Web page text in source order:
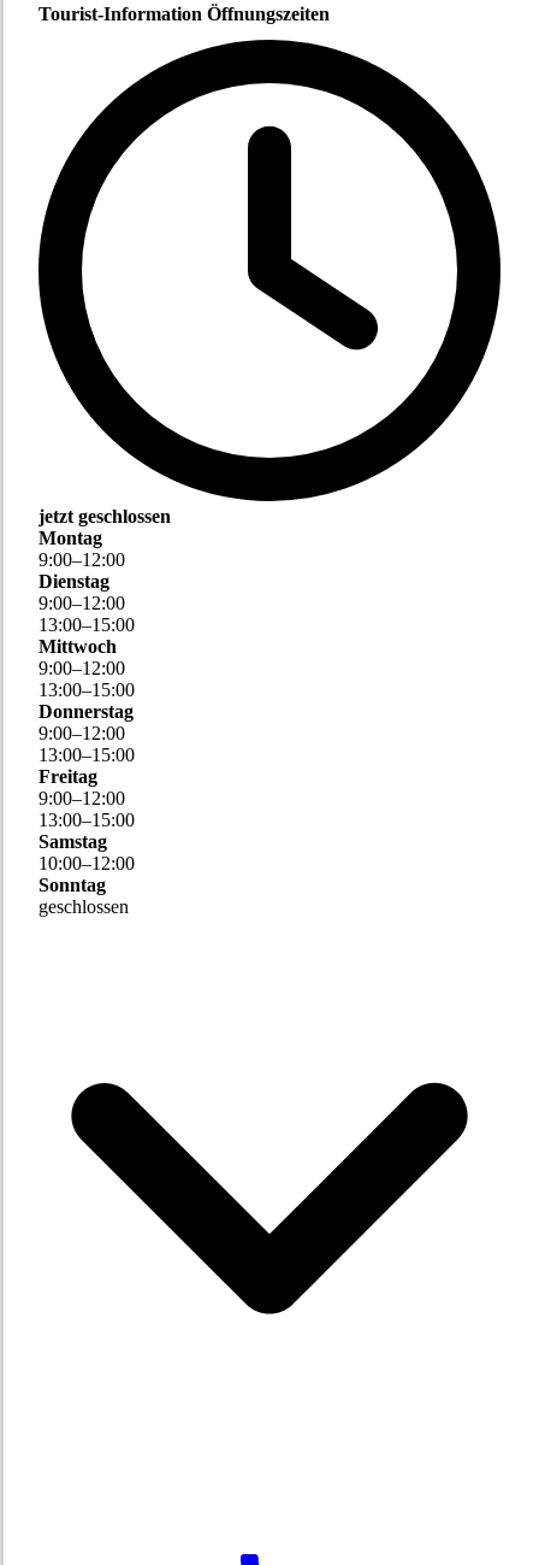
Tourist-Information Öffnungszeiten
jetzt geschlossen
Montag
9:00–12:00
Dienstag
9:00–12:00
13:00–15:00
Mittwoch
9:00–12:00
13:00–15:00
Donnerstag
9:00–12:00
13:00–15:00
Freitag
9:00–12:00
13:00–15:00
Samstag
10:00–12:00
Sonntag
geschlossen